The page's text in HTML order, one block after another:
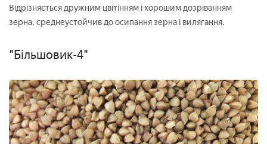
Відрізняється дружним цвітінням і хорошим дозріванням
зерна, среднеустойчив до осипання зерна і вилягання.
"Більшовик-4"